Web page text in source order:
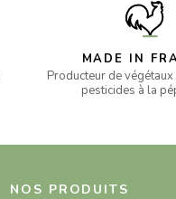
MADE IN
Producteur de
pesticides à la
NOS PRODUITS